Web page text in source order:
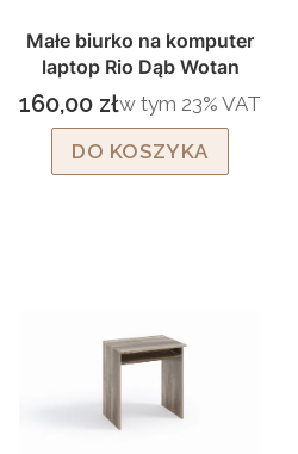
Małe biurko na komputer
laptop Rio Dąb Wotan
Cena brutto
160,00 złw tym %s VAT
w tym 23% VAT
DO KOSZYKA